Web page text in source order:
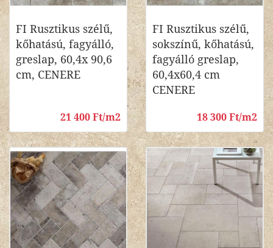
FI Rusztikus szélű,
kőhatású, fagyálló,
greslap, 60,4x 90,6
cm, CENERE
21 400 Ft/m2
FI Rusztikus szélű,
sokszínű, kőhatású,
fagyálló greslap,
60,4x60,4 cm
CENERE
18 300 Ft/m2